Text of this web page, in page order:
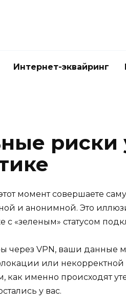
Интернет-эквайринг
риски
момент совершаете
и анонимной. Это
с «зеленым» статусом
VPN, ваши данные
или некорректной
именно происходят
у вас.